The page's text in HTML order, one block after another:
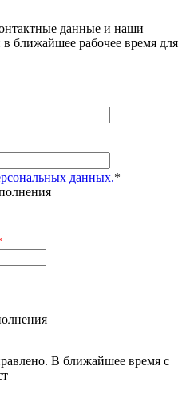
данные и наши
ближайшее рабочее время для
данных.*
В ближайшее время с
только
банка
карты